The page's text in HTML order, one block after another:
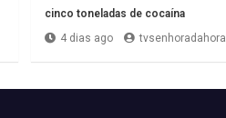
cinco toneladas de cocaína
4 dias ago
tvsenhoradahora